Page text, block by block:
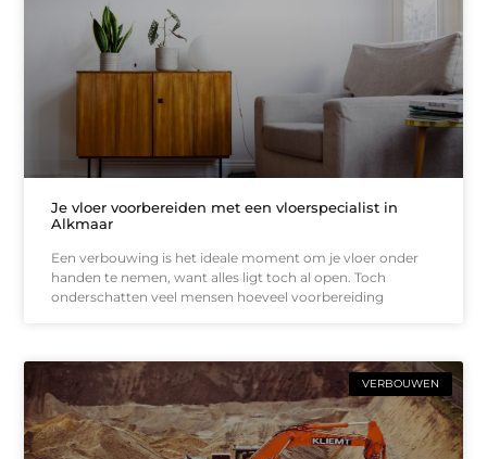
Je vloer voorbereiden met een vloerspecialist in
Alkmaar
Een verbouwing is het ideale moment om je vloer onder
handen te nemen, want alles ligt toch al open. Toch
onderschatten veel mensen hoeveel voorbereiding
VERBOUWEN